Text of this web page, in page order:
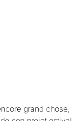
grand chose,